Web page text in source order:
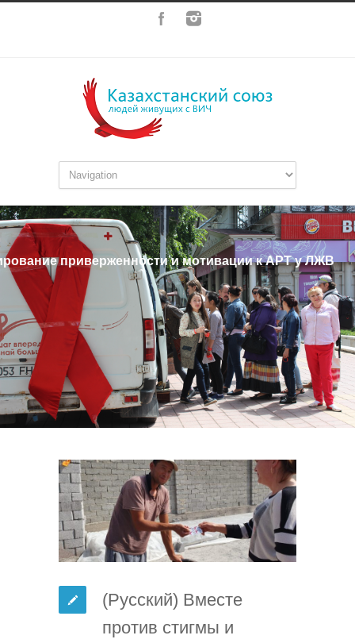
приверженности и мотивации к АРТ у ЛЖВ
(Русский) Вместе
против стигмы и